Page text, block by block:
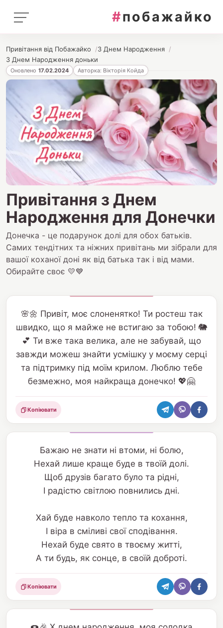
#побажайко
Привітання від Побажайко
З Днем Народження
З Днем Народження доньки
Оновлено 17.02.2024 Авторка: Вікторія Койда
Привітання з Днем
Народження для Донечки
Донечка - це подарунок долі для обох батьків.
Самих тендітних та ніжних привітань ми зібрали для
вашої коханої доні як від батька так і від мами.
Обирайте своє 💛💙
🌸🌼 Привіт, моє слоненятко! Ти ростеш так
швидко, що я майже не встигаю за тобою! 🐘
💕 Ти вже така велика, але не забувай, що
завжди можеш знайти усмішку у моєму серці
та підтримку під моїм крилом. Люблю тебе
безмежно, моя найкраща донечко! 💖🤗
Поділитися
Копіювати
Бажаю не знати ні втоми, ні болю,
Нехай лише краще буде в твоїй долі.
Щоб друзів багато було та рідні,
І радістю світлою повнились дні.
Хай буде навколо тепло та кохання,
І віра в сміливі свої сподівання.
Нехай буде свято в твоєму житті,
А ти будь, як сонце, в своїй доброті.
Поділитися
Копіювати